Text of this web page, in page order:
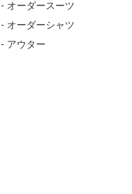
- オーダースーツ
- オーダーシャツ
- アウター